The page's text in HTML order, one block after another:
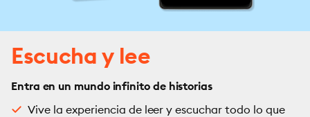
Escucha y lee
Entra en un mundo infinito de historias
Vive la experiencia de leer y escuchar todo lo que